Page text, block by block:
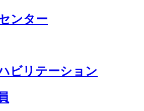
ンター
ビリテーション